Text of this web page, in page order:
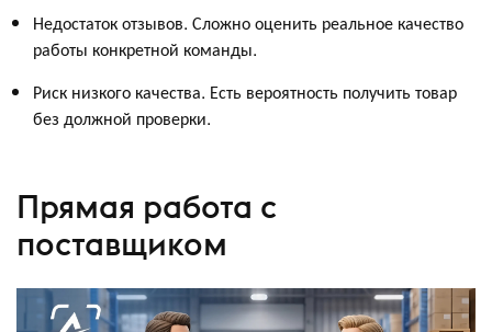
Недостаток отзывов. Сложно оценить реальное качество
работы конкретной команды.
Риск низкого качества. Есть вероятность получить товар
без должной проверки.
Прямая работа с
поставщиком